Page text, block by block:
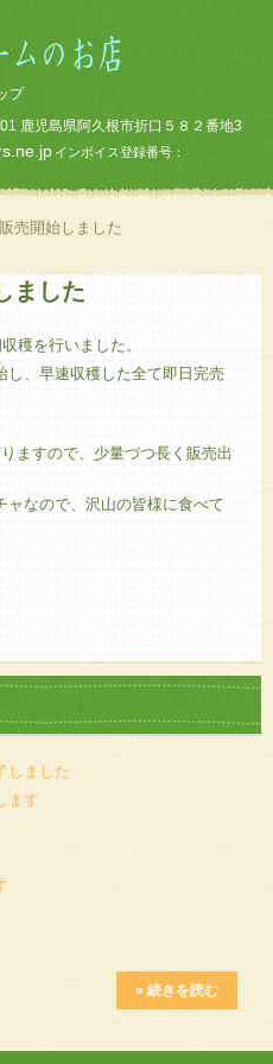
プ
鹿児島県阿久根市折口５８２番地3
インボイス登録番号：
売開始しました
ました
穫を行いました。
、早速収穫した全て即日完売
ますので、少量づつ長く販売出
なので、沢山の皆様に食べて
しました
ます
» 続きを読む